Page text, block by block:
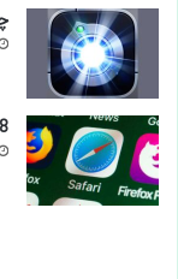
8 بهترین مرورگر گوشی آیفون+ دانلود رایگان